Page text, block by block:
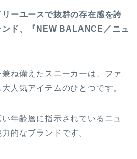
ーユースで抜群の存在感を誇
ンド、『NEW BALANCE／ニュ
ね備えたスニーカーは、ファ
人気アイテムのひとつです。
年齢層に指示されているニュ
的なブランドです。